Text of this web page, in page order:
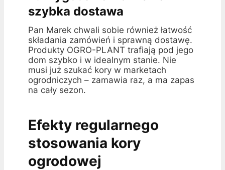
szybka dostawa
Pan Marek chwali sobie również łatwość
składania zamówień i sprawną dostawę.
Produkty OGRO-PLANT trafiają pod jego
dom szybko i w idealnym stanie. Nie
musi już szukać kory w marketach
ogrodniczych – zamawia raz, a ma zapas
na cały sezon.
Efekty regularnego
stosowania kory
ogrodowej